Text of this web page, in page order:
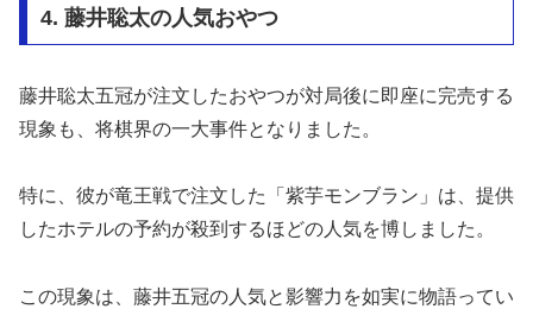
4. 藤井聡太の人気おやつ
藤井聡太五冠が注文したおやつが対局後に即座に完売する
現象も、将棋界の一大事件となりました。
特に、彼が竜王戦で注文した「紫芋モンブラン」は、提供
したホテルの予約が殺到するほどの人気を博しました。
この現象は、藤井五冠の人気と影響力を如実に物語ってい